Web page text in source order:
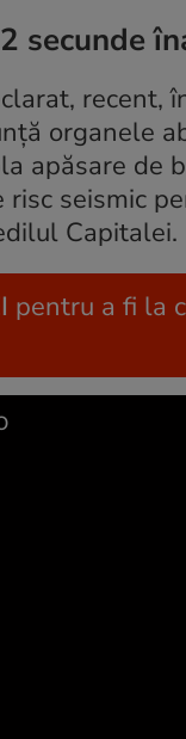
secunde
recent,
organele
apăsare de
seismic
Capitalei.
pentru a fi la